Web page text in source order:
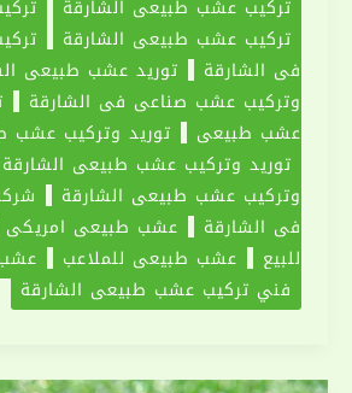
تركيب عشب طبيعى الشارقة
تركيب عشب طبيعي الشارقة
في الشارقة
توريد عشب طبيعى
وتركيب عشب صناعي في الشارقة
عشب طبيعى
توريد وتركيب عشب
توريد وتركيب عشب طبيعي الشارقة
وتركيب عشب طبيعى الشارقة
في الشارقة
عشب طبيعي امريكي
للبيع
عشب طبيعي للملاعب
فني تركيب عشب طبيعى الشارقة